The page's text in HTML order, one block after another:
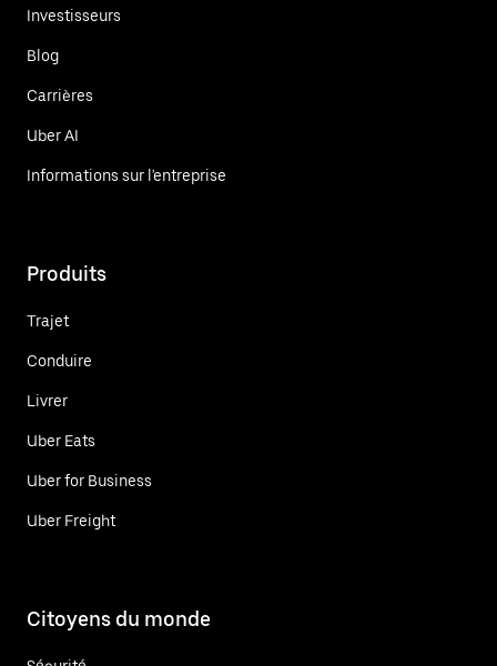
Investisseurs
Blog
Carrières
Uber AI
Informations sur l'entreprise
Produits
Trajet
Conduire
Livrer
Uber Eats
Uber for Business
Uber Freight
Citoyens du monde